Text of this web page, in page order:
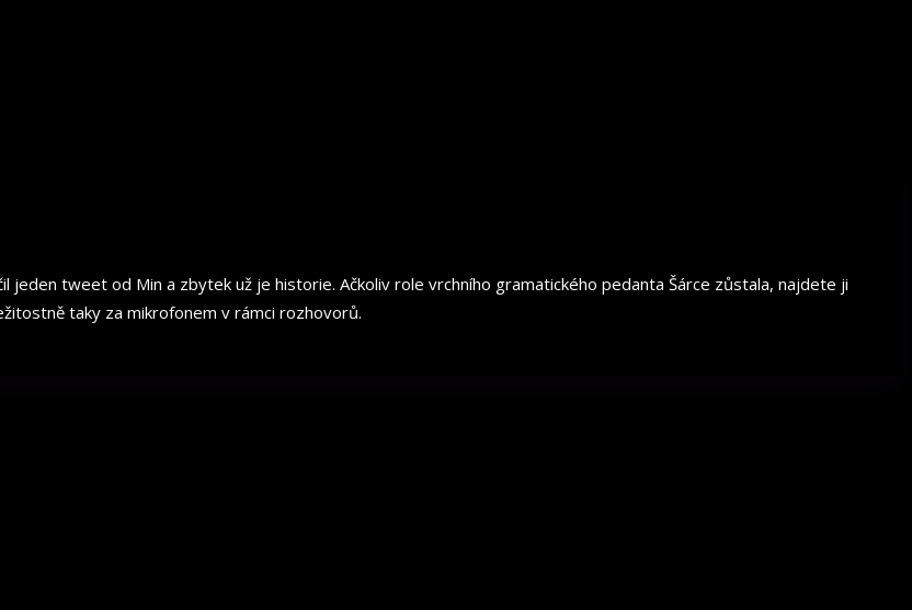
jeden tweet od Min a zbytek už je historie. Ačkoliv role vrchního gramatického pedanta Šárce zůstala, najdete ji
taky za mikrofonem v rámci rozhovorů.